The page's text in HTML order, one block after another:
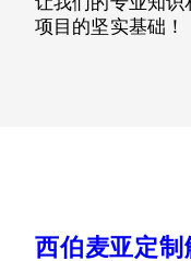
项目的坚实基础！
西伯麦亚定